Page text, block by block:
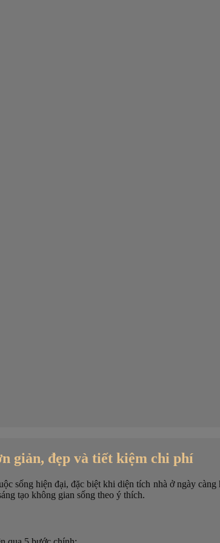
giản, đẹp và tiết kiệm chi phí
sống hiện đại, đặc biệt khi diện tích nhà ở ngày
tạo không gian sống theo ý thích.